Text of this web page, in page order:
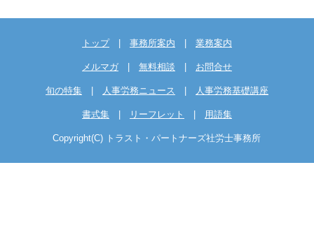
トップ| 事務所案内 業務案内
メルマガ 無料相談 お問合せ
旬の特集 人事労務ニュース 人事労務基礎講座
書式集 リーフレット 用語集
Copyright(C) トラスト・パートナーズ社労士事務所